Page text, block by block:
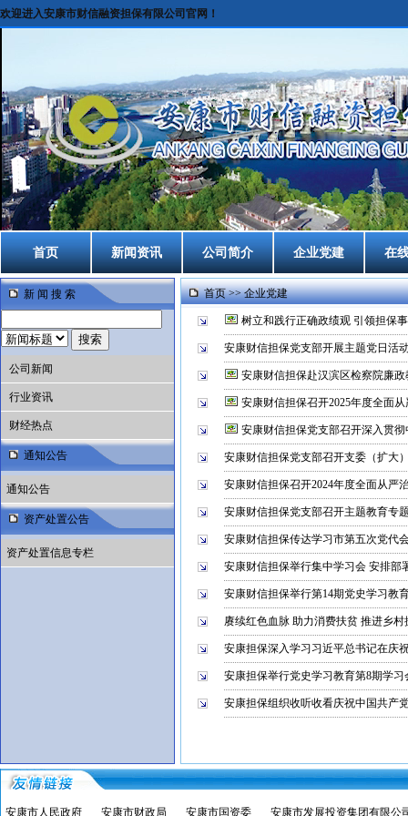
欢迎进入安康市财信融资担保有限公司官网！
首页 新闻资讯 公司简介 企业党建 在
新 闻 搜 索
公司新闻
行业资讯
财经热点
通知公告
通知公告
资产处置公告
资产处置信息专栏
首页>>企业党建
树立和践行正确政绩观 引领担保
安康财信担保党支部开展主题党日活
安康财信担保赴汉滨区检察院廉
安康财信担保召开2025年度全面
安康财信担保党支部召开深入贯
安康财信担保党支部召开支委（扩大
安康财信担保召开2024年度全面从严
安康财信担保党支部召开主题教育专
安康财信担保传达学习市第五次党代
安康财信担保举行集中学习会 安排部
安康财信担保举行第14期党史学习教
赓续红色血脉 助力消费扶贫 推进乡
安康担保深入学习习近平总书记在庆
安康担保举行党史学习教育第8期学
安康担保组织收听收看庆祝中国共产
安康市人民政府 安康市财政局 安康市国资委 安康市发展投资集团有限公